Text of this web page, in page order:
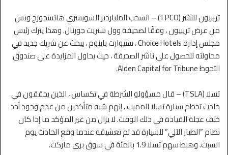
تريبيون للنشر (TPCO) – انسحب الملياردير السويسري هانسجورج ويس
من عرض تريبيون ، وفقًا لصحيفة وول ستريت جورنال. وهذا يترك رئيس
مجلس إدارة Choice Hotels ، ستيوارت باينوم ، يبحث عن شريك جديد في
محاولته للحصول على ناشر الصحيفة ، حيث يحاول المزايدة على صندوق
التحوط Alden Capital for Tribune.
تسلا (TSLA) – قال مسؤولو الشرطة في تكساس ، الذين يحققون في
حادث تحطم سيارة تسلا المميت ، إنهم شبه متأكدين من عدم وجود أحد
خلف عجلة القيادة في ذلك الوقت. لا يزال من غير المؤكد ما إذا كان
نظام ”الطيار الآلي” للسيارة قد تم تعشيقه عندما وقع الحادث يوم
السبت. وهبط سهم تسلا 1.9 بالمئة في سوق بري ماركت.